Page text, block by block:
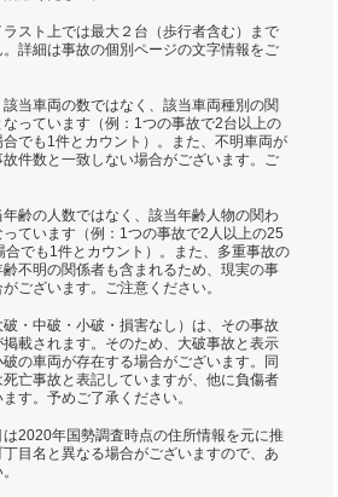
ラスト上では最大２台（歩行者含む）まで
詳細は事故の個別ページの文字情報をご
該当車両の数ではなく、該当車両種別の関
っています（例：1つの事故で2台以上の
でも1件とカウント）。また、不明車両が
件数と一致しない場合がございます。ご
年齢の人数ではなく、該当年齢人物の関わ
ています（例：1つの事故で2人以上の25
合でも1件とカウント）。また、多重事故の
不明の関係者も含まれるため、現実の事
ございます。ご注意ください。
破・中破・小破・損害なし）は、その事故
載されます。そのため、大破事故と表示
の車両が存在する場合がございます。同
亡事故と表記していますが、他に負傷者
す。予めご了承ください。
は2020年国勢調査時点の住所情報を元に推
目名と異なる場合がございますので、あ